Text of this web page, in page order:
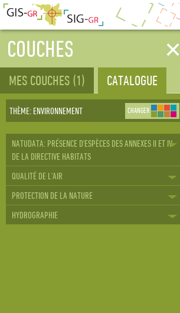
COUCHES ✕
MES COUCHES (1) CATALOGUE
THÈME: ENVIRONNEMENT CHANGER
NATUDATA: PRÉSENCE D'ESPÈCES DES ANNEXES II ET IV
DE LA DIRECTIVE HABITATS
QUALITÉ DE L'AIR
PROTECTION DE LA NATURE
HYDROGRAPHIE